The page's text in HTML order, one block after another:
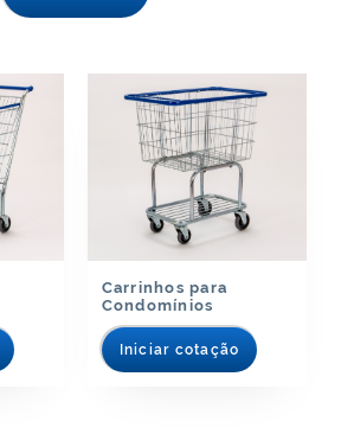
Carrinhos para
Condomínios
Iniciar cotação